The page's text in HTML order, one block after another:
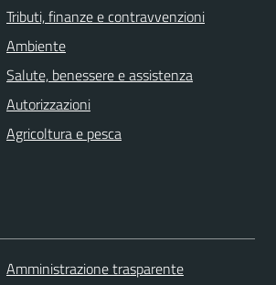
Tributi, finanze e contravvenzioni
Ambiente
Salute, benessere e assistenza
Autorizzazioni
Agricoltura e pesca
Amministrazione trasparente